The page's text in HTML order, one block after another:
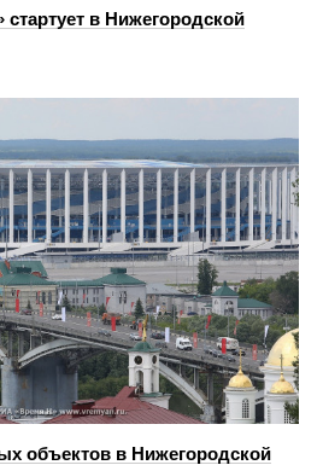
в Нижегородской
объектов в Нижегородской